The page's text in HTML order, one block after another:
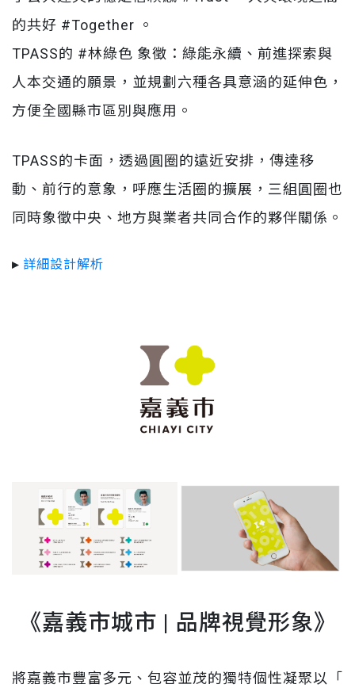
的共好 #Together 。
TPASS的 #林綠色 象徵：綠能永續、前進探索與
人本交通的願景，並規劃六種各具意涵的延伸色，
方便全國縣市區別與應用。
TPASS的卡面，透過圓圈的遠近安排，傳達移
動、前行的意象，呼應生活圈的擴展，三組圓圈也
同時象徵中央、地方與業者共同合作的夥伴關係。
▸ 詳細設計解析
《嘉義市城市 | 品牌視覺形象》
將嘉義市豐富多元、包容並茂的獨特個性凝聚以「